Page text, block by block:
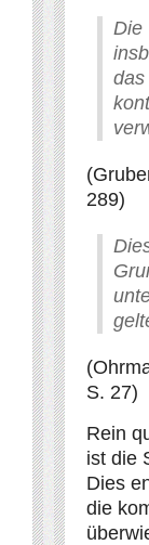
289)
S. 27)
Rein
ist die
Dies
die